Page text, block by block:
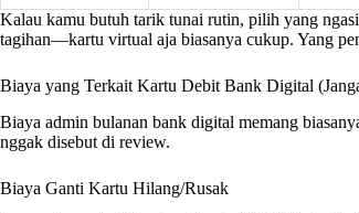
Kalau kamu butuh tarik tunai rutin, pilih yang
tagihan—kartu virtual aja biasanya cukup. Yang
Biaya yang Terkait Kartu Debit Bank Digital
Biaya admin bulanan bank digital memang
nggak disebut di review.
Biaya Ganti Kartu Hilang/Rusak